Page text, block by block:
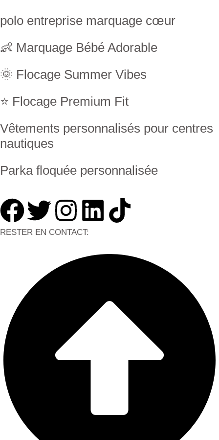
polo entreprise marquage cœur
👶 Marquage Bébé Adorable
🌞 Flocage Summer Vibes
⭐ Flocage Premium Fit
Vêtements personnalisés pour centres
nautiques
Parka floquée personnalisée
RESTER EN CONTACT: